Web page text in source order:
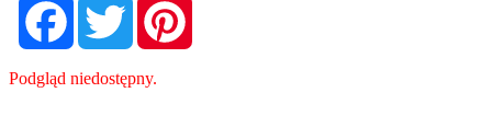
Podgląd niedostępny.